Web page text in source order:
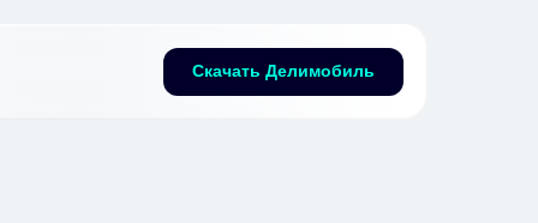
Скачать Делимобиль